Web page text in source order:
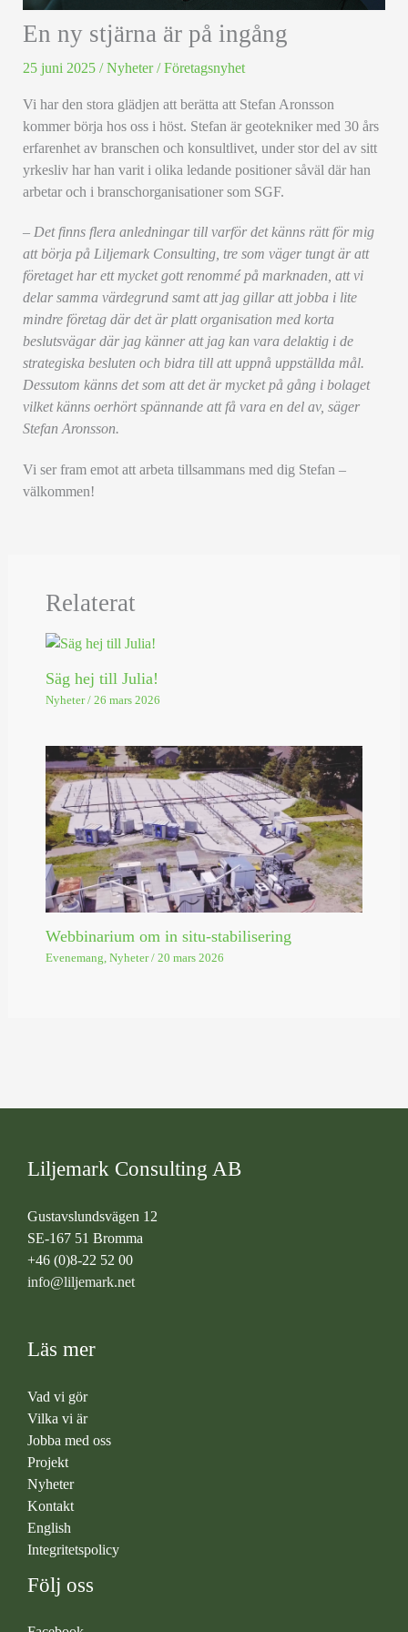
En ny stjärna är på ingång
25 juni 2025/Nyheter/Företagsnyhet
Vi har den stora glädjen att berätta att Stefan Aronsson
kommer börja hos oss i höst. Stefan är geotekniker med 30 års
erfarenhet av branschen och konsultlivet, under stor del av sitt
yrkesliv har han varit i olika ledande positioner såväl där han
arbetar och i branschorganisationer som SGF.
– Det finns flera anledningar till varför det känns rätt för mig
att börja på Liljemark Consulting, tre som väger tungt är att
företaget har ett mycket gott renommé på marknaden, att vi
delar samma värdegrund samt att jag gillar att jobba i lite
mindre företag där det är platt organisation med korta
beslutsvägar där jag känner att jag kan vara delaktig i de
strategiska besluten och bidra till att uppnå uppställda mål.
Dessutom känns det som att det är mycket på gång i bolaget
vilket känns oerhört spännande att få vara en del av, säger
Stefan Aronsson.
Vi ser fram emot att arbeta tillsammans med dig Stefan –
välkommen!
Relaterat
Säg hej till Julia!
Nyheter/ 26 mars 2026
Webbinarium om in situ-stabilisering
Evenemang, Nyheter/ 20 mars 2026
Liljemark Consulting AB
Gustavslundsvägen 12
SE-167 51 Bromma
+46 (0)8-22 52 00
info@liljemark.net
Läs mer
Vad vi gör
Vilka vi är
Jobba med oss
Projekt
Nyheter
Kontakt
English
Integritetspolicy
Följ oss